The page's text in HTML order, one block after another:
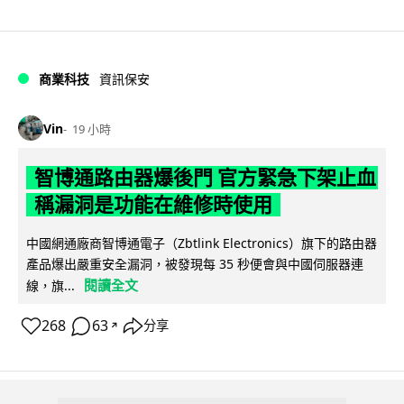
商業科技 資訊保安
Vin 19 小時
智博通路由器爆後門 官方緊急下架止血
稱漏洞是功能在維修時使用
中國網通廠商智博通電子（Zbtlink Electronics）旗下的路由器
產品爆出嚴重安全漏洞，被發現每 35 秒便會與中國伺服器連
線，旗...
閱讀全文
268 63 ↗ 分享